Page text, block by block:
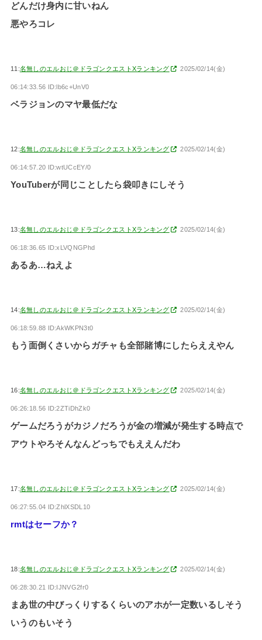
どんだけ身内に甘いねん
悪やろコレ
11:名無しのエルおじ＠ドラゴンクエストXランキング 2025/02/14(金)
06:14:33.56 ID:lb6c+UnV0
ベラジョンのマヤ最低だな
12:名無しのエルおじ＠ドラゴンクエストXランキング 2025/02/14(金)
06:14:57.20 ID:wtUCcEY/0
YouTuberが同じことしたら袋叩きにしそう
13:名無しのエルおじ＠ドラゴンクエストXランキング 2025/02/14(金)
06:18:36.65 ID:xLVQNGPhd
あるあ…ねえよ
14:名無しのエルおじ＠ドラゴンクエストXランキング 2025/02/14(金)
06:18:59.88 ID:AkWKPN3t0
もう面倒くさいからガチャも全部賭博にしたらええやん
16:名無しのエルおじ＠ドラゴンクエストXランキング 2025/02/14(金)
06:26:18.56 ID:2ZTiDhZk0
ゲームだろうがカジノだろうが金の増減が発生する時点で
アウトやろそんなんどっちでもええんだわ
17:名無しのエルおじ＠ドラゴンクエストXランキング 2025/02/14(金)
06:27:55.04 ID:ZhlXSDL10
rmtはセーフか？
18:名無しのエルおじ＠ドラゴンクエストXランキング 2025/02/14(金)
06:28:30.21 ID:IJNVG2fr0
まあ世の中びっくりするくらいのアホが一定数いるしそう
いうのもいそう